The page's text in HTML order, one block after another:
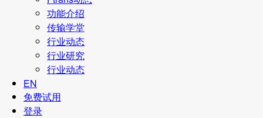
功能介绍
传输学堂
行业动态
行业研究
行业动态
EN
免费试用
登录